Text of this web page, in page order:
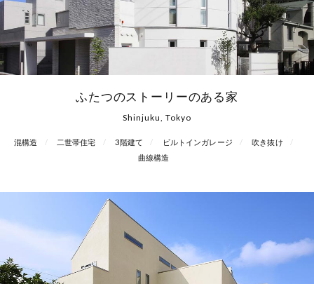
ふたつのストーリーのある家
Shinjuku, Tokyo
混構造 二世帯住宅 3階建て ビルトインガレージ
吹き抜け
曲線構造